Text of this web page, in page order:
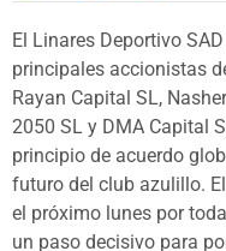
El Linares Deportivo
principales accionistas
Rayan Capital SL,
2050 SL y DMA Capital
principio de acuerdo
futuro del club azulillo.
el próximo lunes por
un paso decisivo para